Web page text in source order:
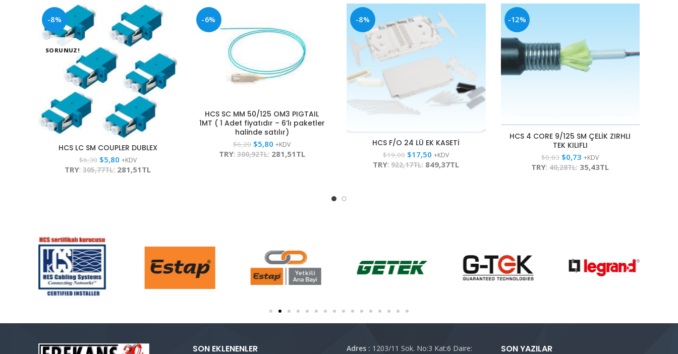
-8%
SORUNUZ!
HCS LC SM COUPLER DUBLEX
$6,30 $5,80 +KDV
TRY:305,77TL: 281,51TL
-6%
HCS SC MM 50/125 OM3 PIGTAIL
1MT ( 1 Adet fiyatıdır – 6’lı paketler
halinde satılır)
$6,20 $5,80 +KDV
TRY: 300,92TL: 281,51TL
-8%
HCS F/O 24 LÜ EK KASETİ
$19,00 $17,50 +KDV
TRY:922,17TL: 849,37TL
-12%
HCS 4 CORE 9/125 SM ÇELİK ZIRHLI
TEK KILIFLI
$0,83 $0,73 +KDV
TRY:40,28TL: 35,43TL
SON EKLENENLER Adres : 1203/11 Sok. No:3 Kat:6 Daire:
SON YAZILAR